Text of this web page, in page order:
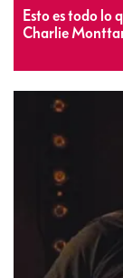
Esto es todo lo
Charlie